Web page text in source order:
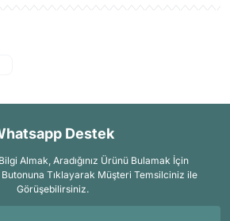
Destek
Almak, Aradığınız Ürünü Bulamak İçin
Butonuna Tıklayarak Müşteri Temsilciniz ile
Görüşebilirsiniz.